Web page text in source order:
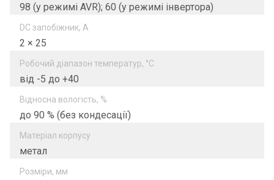
98 (у режимі AVR); 60 (у режимі інвертора)
DC запобіжник, А
2 × 25
Робочий діапазон температур, °C
від -5 до +40
Відносна вологість, %
до 90 % (без кондесації)
Матеріал корпусу
метал
Розміри, мм